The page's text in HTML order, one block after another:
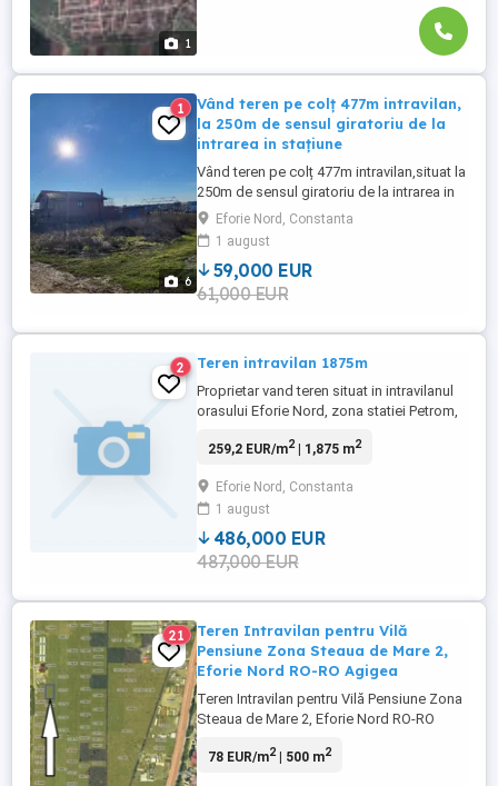
1
6
1
Vând teren pe colț 477m intravilan,
la 250m de sensul giratoriu de la
intrarea in stațiune
Vând teren pe colț 477m intravilan,situat la
250m de sensul giratoriu de la intrarea in
stațiunea turistica Eforie Nord și de statia
Petrom.
Eforie Nord, Constanta
1 august
59,000 EUR
61,000 EUR
2 Teren intravilan 1875m
Proprietar vand teren situat in intravilanul
orasului Eforie Nord, zona statiei Petrom,
este liber si beneficiaza de toate utilitatile.
POT=40%, iar pentru locuinte cu dotari la
parter=50%, CUT=0,8 Dimensiunea
terenului 35 ...
259,2 EUR/m2| 1,875 m2
Eforie Nord, Constanta
1 august
486,000 EUR
487,000 EUR
21
Teren Intravilan pentru Vilă
Pensiune Zona Steaua de Mare 2,
Eforie Nord RO-RO Agigea
Teren Intravilan pentru Vilă Pensiune Zona
Steaua de Mare 2, Eforie Nord RO-RO
acces rapid către plaja Golful Pescarilor și
78 EUR/m2| 500 m2